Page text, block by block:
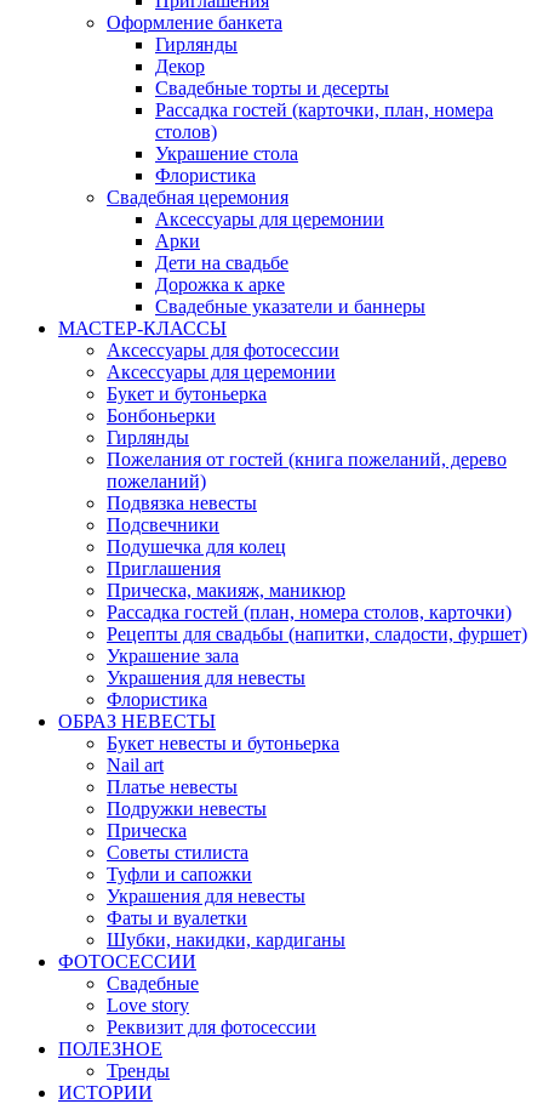
Оформление банкета
Гирлянды
Декор
Свадебные торты и десерты
Рассадка гостей (карточки, план, номера
столов)
Украшение стола
Флористика
Свадебная церемония
Аксессуары для церемонии
Арки
Дети на свадьбе
Дорожка к арке
Свадебные указатели и баннеры
МАСТЕР-КЛАССЫ
Аксессуары для фотосессии
Аксессуары для церемонии
Букет и бутоньерка
Бонбоньерки
Гирлянды
Пожелания от гостей (книга пожеланий, дерево
пожеланий)
Подвязка невесты
Подсвечники
Подушечка для колец
Приглашения
Прическа, макияж, маникюр
Рассадка гостей (план, номера столов, карточки)
Рецепты для свадьбы (напитки, сладости, фуршет)
Украшение зала
Украшения для невесты
Флористика
ОБРАЗ НЕВЕСТЫ
Букет невесты и бутоньерка
Nail art
Платье невесты
Подружки невесты
Прическа
Советы стилиста
Туфли и сапожки
Украшения для невесты
Фаты и вуалетки
Шубки, накидки, кардиганы
ФОТОСЕССИИ
Свадебные
Love story
Реквизит для фотосессии
ПОЛЕЗНОЕ
Тренды
ИСТОРИИ